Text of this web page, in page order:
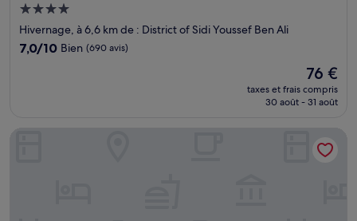
Hébergement
4.0 étoiles
Hivernage, à 6,6 km de : District of Sidi Youssef Ben Ali
7.0
7,0/10 Bien (690 avis)
Le
nouveau
prix
de
76 €
76 €
taxes et frais compris
30 août - 31 août